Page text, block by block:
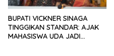
BUPATI VICKNER SINAGA
TINGGIKAN STANDAR: AJAK
MAHASISWA UDA JADI